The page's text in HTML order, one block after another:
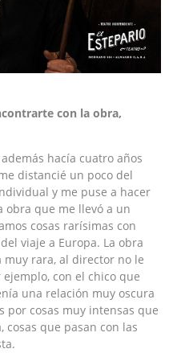
con la obra,
hacía cuatro años
distancié un poco del
y me puse a hacer
obra que me llevó a un
cosas rarísimas con
viaje a Europa. La obra
muy rara, al director no le
con el chico que
una relación muy oscura
por cosas muy intensas que
cosas que pasan con las